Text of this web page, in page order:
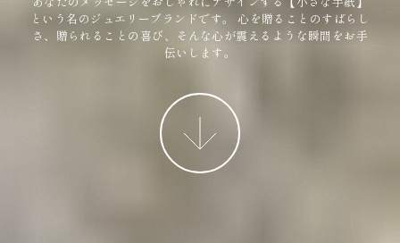
という名のジュエリーブランドです。
心を贈ることのすばらし
さ、贈られることの喜び、そんな心が震えるような瞬間をお手
伝いします。